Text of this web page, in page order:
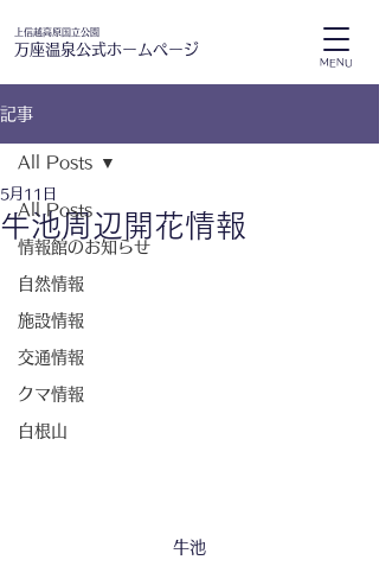
上信越高原国立公園
万座温泉公式ホームページ
MENU
記事
All Posts
情報館のお知らせ
自然情報
施設情報
交通情報
クマ情報
白根山
All Posts
牛池周辺開花情報
5月11日
牛池